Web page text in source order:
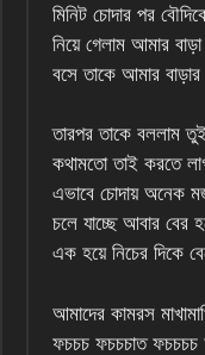
মিনিট চোদার পর
নিয়ে গেলাম আমার
বসে তাকে আমার
তারপর তাকে বললাম
কথামতো তাই করতে
এভাবে চোদায় অনেক
চলে যাচ্ছে আবার
এক হয়ে নিচের দিকে
আমাদের কামরস
ফচচচ ফচচচাত